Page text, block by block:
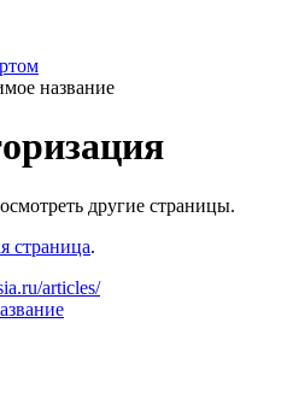
название
другие страницы.
страница.
articles/